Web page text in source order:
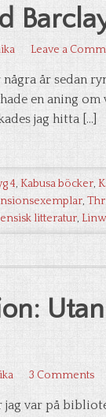
Leave a
några år sedan
en aning
jag hitta […]
4, Kabusa böcker,
,
litteratur,
3 Comments
jag var på